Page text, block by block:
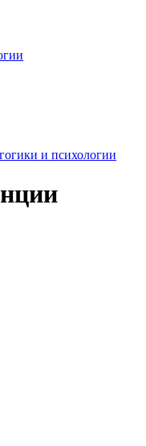
и психологии